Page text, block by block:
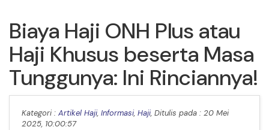
Biaya Haji ONH Plus atau
Haji Khusus beserta Masa
Tunggunya: Ini Rinciannya!
Kategori : Artikel Haji, Informasi, Haji, Ditulis pada : 20 Mei
2025, 10:00:57